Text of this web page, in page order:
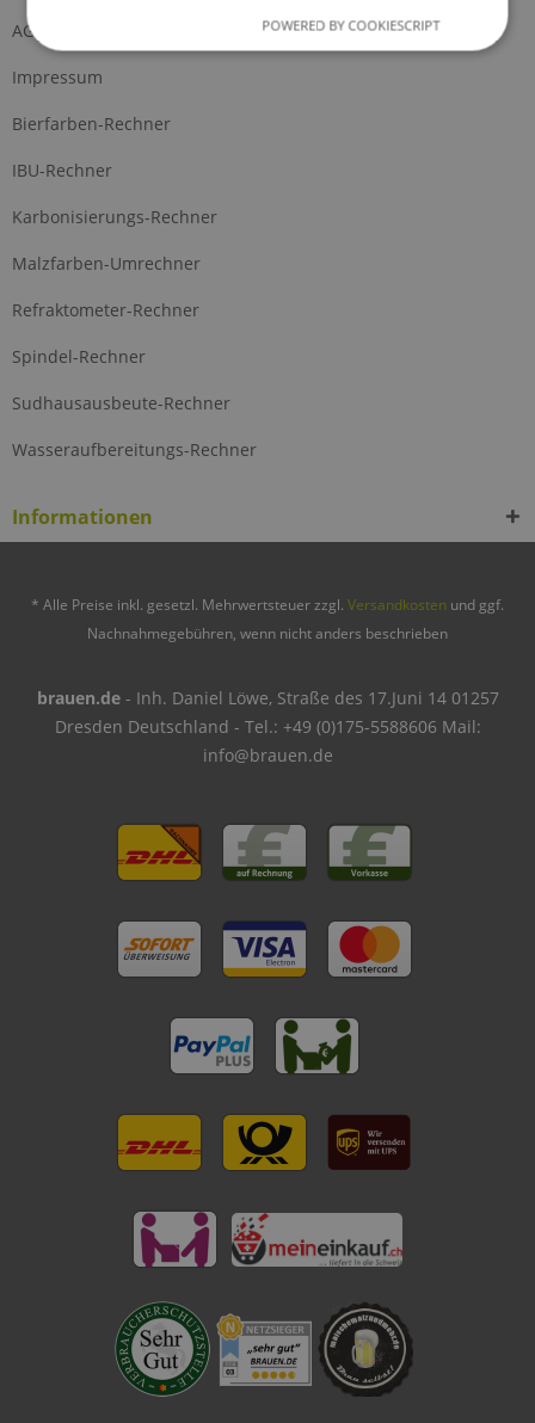
AGB
Impressum
Bierfarben-Rechner
IBU-Rechner
Karbonisierungs-Rechner
Malzfarben-Umrechner
Refraktometer-Rechner
Spindel-Rechner
Sudhausausbeute-Rechner
Wasseraufbereitungs-Rechner
Informationen
* Alle Preise inkl. gesetzl. Mehrwertsteuer zzgl. Versandkosten und ggf.
Nachnahmegebühren, wenn nicht anders beschrieben
brauen.de- Inh. Daniel Löwe, Straße des 17.Juni 14 01257
Dresden Deutschland - Tel.: +49 (0)175-5588606 Mail:
info@brauen.de
POWERED BY COOKIESCRIPT